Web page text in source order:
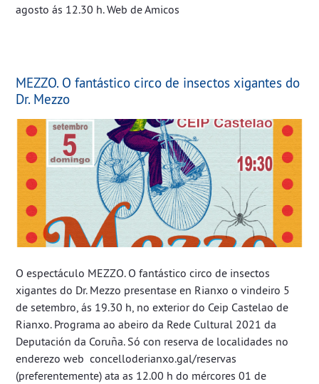
agosto ás 12.30 h. Web de Amicos
MEZZO. O fantástico circo de insectos xigantes do
Dr. Mezzo
O espectáculo MEZZO. O fantástico circo de insectos
xigantes do Dr. Mezzo presentase en Rianxo o vindeiro 5
de setembro, ás 19.30 h, no exterior do Ceip Castelao de
Rianxo. Programa ao abeiro da Rede Cultural 2021 da
Deputación da Coruña. Só con reserva de localidades no
enderezo web concelloderianxo.gal/reservas
(preferentemente) ata as 12.00 h do mércores 01 de